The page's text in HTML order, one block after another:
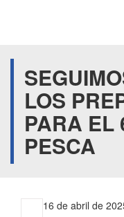
LOS
PARA EL
PESCA
16 de abril de